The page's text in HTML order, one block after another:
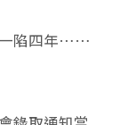
一陷四年……